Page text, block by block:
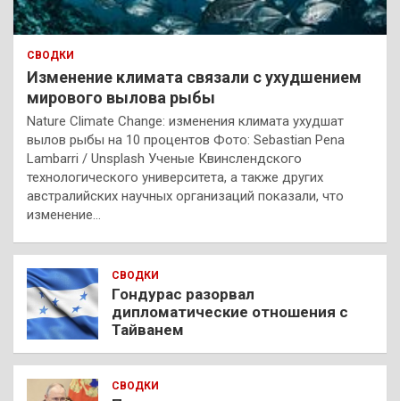
СВОДКИ
Изменение климата связали с ухудшением
мирового вылова рыбы
Nature Climate Change: изменения климата ухудшат
вылов рыбы на 10 процентов Фото: Sebastian Pena
Lambarri / Unsplash Ученые Квинслендского
технологического университета, а также других
австралийских научных организаций показали, что
изменение…
СВОДКИ
Гондурас разорвал
дипломатические отношения с
Тайванем
СВОДКИ